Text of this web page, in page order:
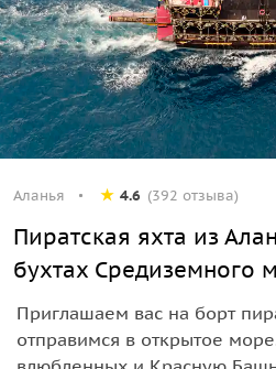
Аланья 4.6 (392 отзыва)
Пиратская яхта из
бухтах Средиземного
Приглашаем вас на борт
отправимся в открытое